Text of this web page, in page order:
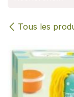
Tous les